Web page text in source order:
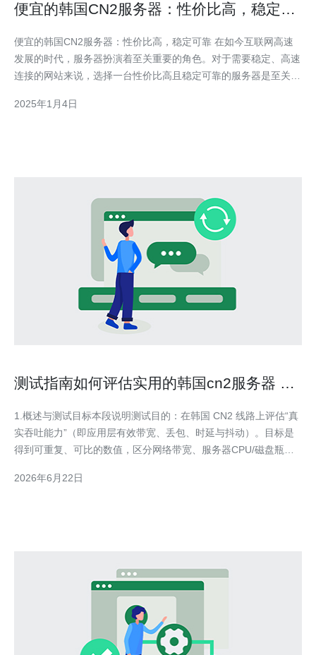
便宜的韩国CN2服务器：性价比高，稳定可
便宜的韩国CN2服务器：性价比高，稳定可靠 在如今互联网高速
发展的时代，服务器扮演着至关重要的角色。对于需要稳定、高速
连接的网站来说，选择一台性价比高且稳定可靠的服务器是至关重
国CN2服务器是指位于韩国的服务器，并且连接到中国的CN2线
2025年1月4日
测试指南如何评估实用的韩国cn2服务器 的
1.概述与测试目标本段说明测试目的：在韩国 CN2 线路上评估“真
实吞吐能力”（即应用层有效带宽、丢包、时延与抖动）。目标是
得到可重复、可比的数值，区分网络带宽、服务器CPU/磁盘瓶颈
CN2 路由的服务器（root 权限）、一台国内或其他位置的测试客
2026年6月22日